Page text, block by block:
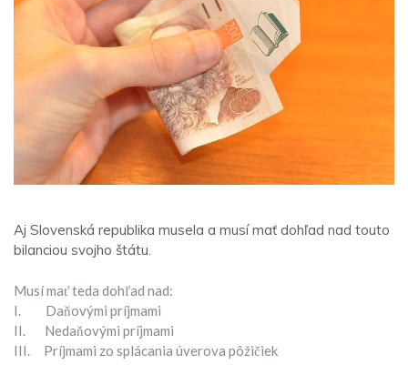
Aj Slovenská republika musela a musí mať dohľad nad touto
bilanciou svojho štátu.
Musí mať teda dohľad nad:
I. Daňovými príjmami
II. Nedaňovými príjmami
III. Príjmami zo splácania úverova pôžičiek